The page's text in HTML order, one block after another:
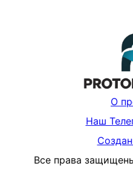
О
Наш
Все права